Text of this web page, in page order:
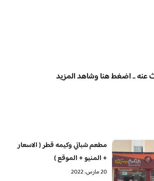
عنه .. اضغط هنا وشاهد المزيد
مطعم شباتي وكيمه قطر ( الاسعار
+ المنيو + الموقع )
20 مارس، 2022